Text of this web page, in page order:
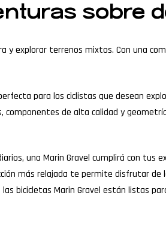
sobre
y explorar terrenos mixtos. Con una
para los ciclistas que desean
componentes de alta calidad y
una Marin Gravel cumplirá con tus
más relajada te permite disfrutar de
bicicletas Marin Gravel están listas